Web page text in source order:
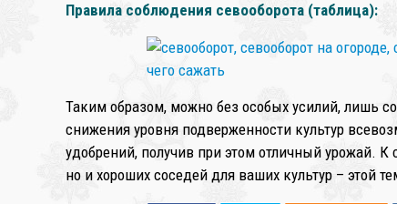
Правила соблюдения севооборота (таблица):
Таким образом, можно без особых усилий, лишь
снижения уровня подверженности культур
удобрений, получив при этом отличный урожай.
но и хороших соседей для ваших культур – этой